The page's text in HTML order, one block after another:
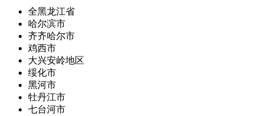
全黑龙江省
哈尔滨市
齐齐哈尔市
鸡西市
大兴安岭地区
绥化市
黑河市
牡丹江市
七台河市